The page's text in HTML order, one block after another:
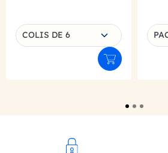
Choisissez une déclinaison
COLIS DE 6
Ajouter au